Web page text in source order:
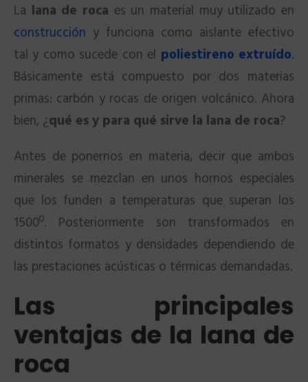
La lana de roca es un material muy utilizado en
construcción y funciona como aislante efectivo
tal y como sucede con el poliestireno extruído.
Básicamente está compuesto por dos materias
primas: carbón y rocas de origen volcánico. Ahora
bien, ¿qué es y para qué sirve la lana de roca?
Antes de ponernos en materia, decir que ambos
minerales se mezclan en unos hornos especiales
que los funden a temperaturas que superan los
1500º. Posteriormente son transformados en
distintos formatos y densidades dependiendo de
las prestaciones acústicas o térmicas demandadas.
Las principales
ventajas de la lana de
roca